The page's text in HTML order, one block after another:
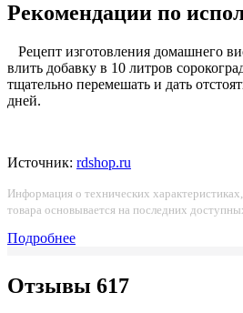
Рекомендации по
Рецепт изготовления домашнего
влить добавку в 10 литров
тщательно перемешать и дать
дней.
Источник: rdshop.ru
Информация о технических
товара основывается на последних
Подробнее
Отзывы 617